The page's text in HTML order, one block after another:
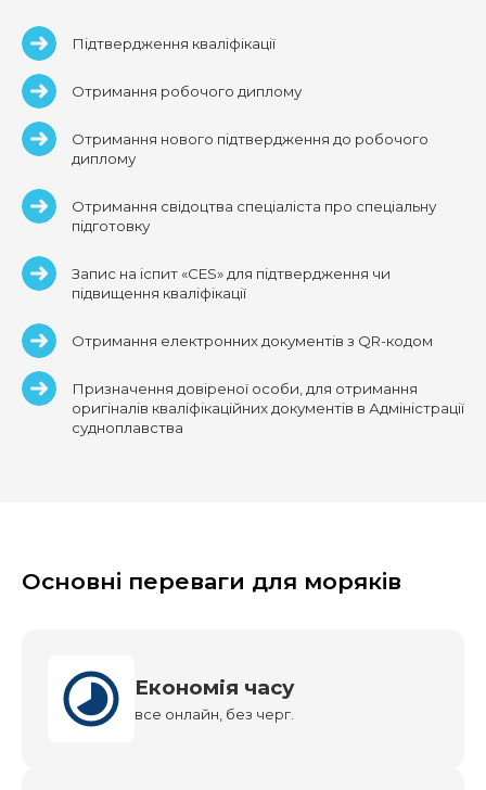
Підтвердження кваліфікації
Отримання робочого диплому
Отримання нового підтвердження до робочого
диплому
Отримання свідоцтва спеціаліста про спеціальну
підготовку
Запис на іспит «CES» для підтвердження чи
підвищення кваліфікації
Отримання електронних документів з QR-кодом
Призначення довіреної особи, для отримання
оригіналів кваліфікаційних документів в Адміністрації
судноплавства
Основні переваги для моряків
Економія часу
все онлайн, без черг.